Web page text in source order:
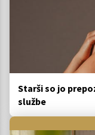
Starši so jo
službe